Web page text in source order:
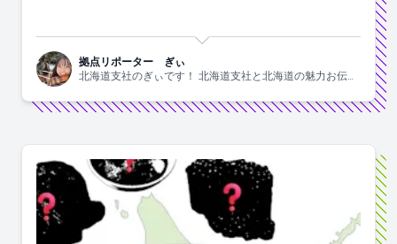
拠点リポーター ぎぃ
北海道支社のぎぃです！ 北海道支社と北海道の魅力お伝え